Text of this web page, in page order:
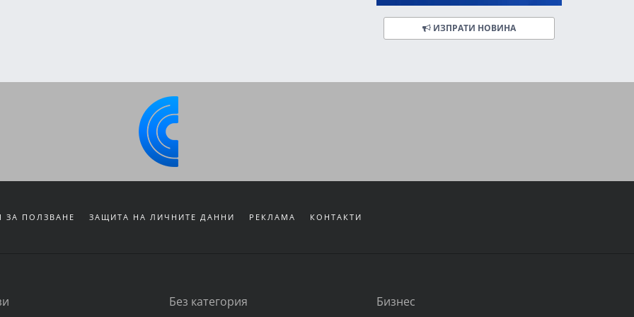
ИЗПРАТИ НОВИНА
ЗА ПОЛЗВАНЕ ЗАЩИТА НА ЛИЧНИТЕ ДАННИ РЕКЛАМА КОНТАКТИ
Без категория Бизнес